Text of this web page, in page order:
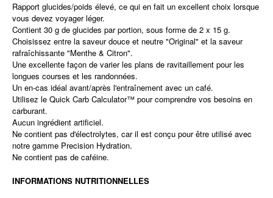
Rapport glucides/poids élevé, ce qui en fait un excellent choix lorsque
vous devez voyager léger.
Contient 30 g de glucides par portion, sous forme de 2 x 15 g.
Choisissez entre la saveur douce et neutre "Original" et la saveur
rafraîchissante "Menthe & Citron".
Une excellente façon de varier les plans de ravitaillement pour les
longues courses et les randonnées.
Un en-cas idéal avant/après l'entraînement avec un café.
Utilisez le Quick Carb Calculator™ pour comprendre vos besoins en
carburant.
Aucun ingrédient artificiel.
Ne contient pas d'électrolytes, car il est conçu pour être utilisé avec
notre gamme Precision Hydration.
Ne contient pas de caféine.
INFORMATIONS NUTRITIONNELLES